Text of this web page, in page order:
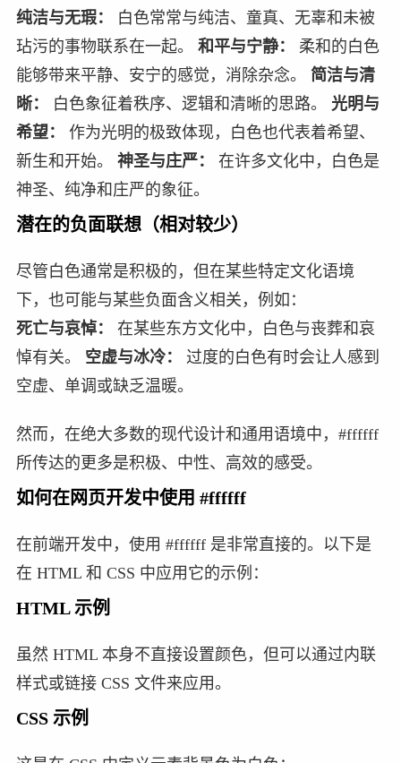
纯洁与无瑕：
白色常常与纯洁、童真、无辜和未被
玷污的事物联系在一起。 和平与宁静：
柔和的白色
能够带来平静、安宁的感觉，消除杂念。 简洁与清
晰：
白色象征着秩序、逻辑和清晰的思路。 光明与
希望：
作为光明的极致体现，白色也代表着希望、
新生和开始。 神圣与庄严：
在许多文化中，白色是
神圣、纯净和庄严的象征。
潜在的负面联想（相对较少）
尽管白色通常是积极的，但在某些特定文化语境
下，也可能与某些负面含义相关，例如：
死亡与哀悼：
在某些东方文化中，白色与丧葬和哀
悼有关。 空虚与冰冷：
过度的白色有时会让人感到
空虚、单调或缺乏温暖。
然而，在绝大多数的现代设计和通用语境中，#ffffff
所传达的更多是积极、中性、高效的感受。
如何在网页开发中使用 #ffffff
在前端开发中，使用 #ffffff 是非常直接的。以下是
在 HTML 和 CSS 中应用它的示例：
HTML 示例
虽然 HTML 本身不直接设置颜色，但可以通过内联
样式或链接 CSS 文件来应用。
CSS 示例